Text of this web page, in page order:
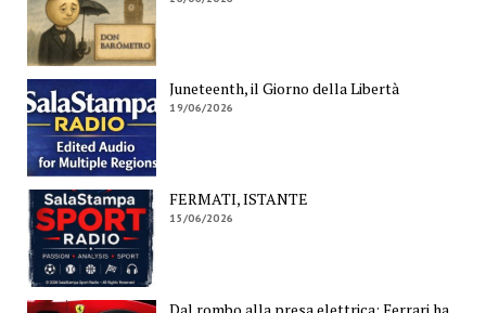
Juneteenth, il Giorno della Libertà
19/06/2026
FERMATI, ISTANTE
15/06/2026
Dal rombo alla presa elettrica: Ferrari ha